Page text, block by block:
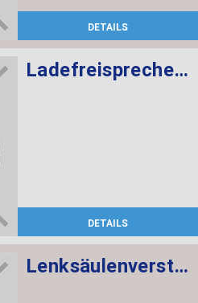
DETAILS
Ladefreisprechelektronik High
DETAILS
Lenksäulenverstellung mechanisch